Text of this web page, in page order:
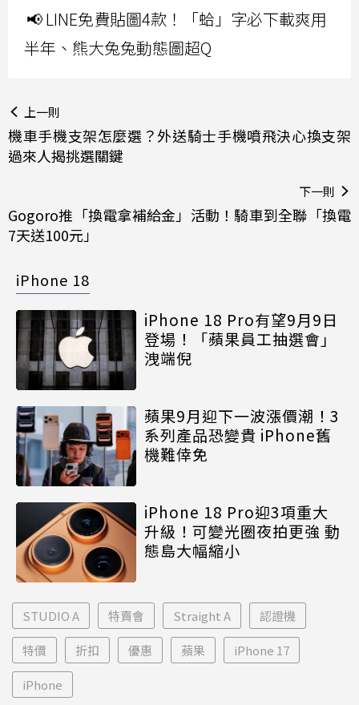
📢 LINE免費貼圖4款！「蛤」字必下載爽用
半年、熊大兔兔動態圖超Q
上一則
機車手機支架怎麼選？外送騎士手機噴飛決心換支架
過來人揭挑選關鍵
下一則
Gogoro推「換電拿補給金」活動！騎車到全聯「換電
7天送100元」
iPhone 18
iPhone 18 Pro有望9月9日
登場！「蘋果員工抽選會」
洩端倪
蘋果9月迎下一波漲價潮！3
系列產品恐變貴 iPhone舊
機難倖免
iPhone 18 Pro迎3項重大
升級！可變光圈夜拍更強 動
態島大幅縮小
STUDIO A 特賣會 Straight A 認證機
特價 折扣 優惠 蘋果 iPhone 17
iPhone